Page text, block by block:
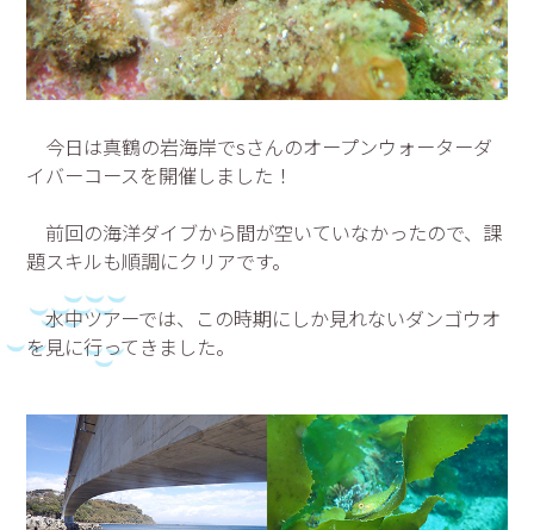
今日は真鶴の岩海岸でsさんのオープンウォーターダ
イバーコースを開催しました！
前回の海洋ダイブから間が空いていなかったので、課
題スキルも順調にクリアです。
水中ツアーでは、この時期にしか見れないダンゴウオ
を見に行ってきました。